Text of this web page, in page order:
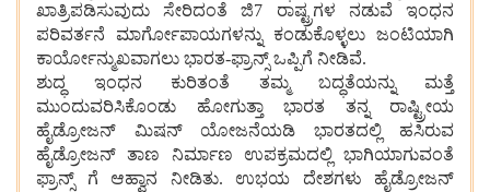
ಖಾತ್ರಿಪಡಿಸುವುದು ಸೇರಿದಂತೆ ಜಿ7 ರಾಷ್ಟ್ರಗಳ ನಡುವೆ ಇಂಧನ
ಪರಿವರ್ತನೆ ಮಾರ್ಗೋಪಾಯಗಳನ್ನು ಕಂಡುಕೊಳ್ಳಲು ಜಂಟಿಯಾಗಿ
ಕಾರ್ಯೋನ್ಮುಖವಾಗಲು ಭಾರತ-ಫ್ರಾನ್ಸ್ ಒಪ್ಪಿಗೆ ನೀಡಿವೆ.
ಶುದ್ಧ ಇಂಧನ ಕುರಿತಂತೆ ತಮ್ಮ ಬದ್ಧತೆಯನ್ನು ಮತ್ತೆ
ಮುಂದುವರಿಸಿಕೊಂಡು ಹೋಗುತ್ತಾ ಭಾರತ ತನ್ನ ರಾಷ್ಟ್ರೀಯ
ಹೈಡ್ರೋಜನ್ ಮಿಷನ್ ಯೋಜನೆಯಡಿ ಭಾರತದಲ್ಲಿ ಹಸಿರುವ
ಹೈಡ್ರೋಜನ್ ತಾಣ ನಿರ್ಮಾಣ ಉಪಕ್ರಮದಲ್ಲಿ ಭಾಗಿಯಾಗುವಂತೆ
ಫ್ರಾನ್ಸ್ ಗೆ ಆಹ್ವಾನ ನೀಡಿತು. ಉಭಯ ದೇಶಗಳು ಹೈಡ್ರೋಜನ್